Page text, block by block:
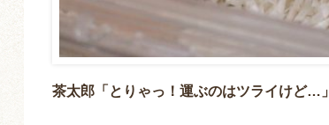
茶太郎「とりゃっ！運ぶのはツライけど…」